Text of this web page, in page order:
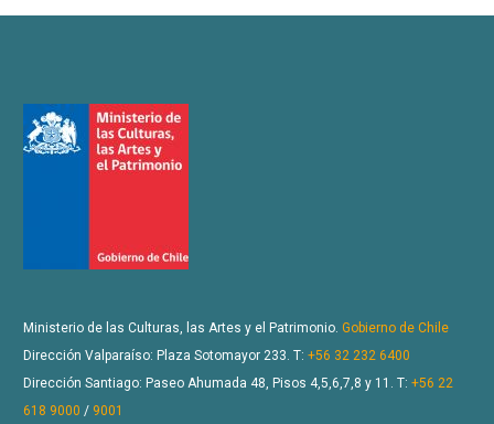
Ministerio de las Culturas, las Artes y el Patrimonio. Gobierno de Chile
Dirección Valparaíso: Plaza Sotomayor 233. T: +56 32 232 6400
Dirección Santiago: Paseo Ahumada 48, Pisos 4,5,6,7,8 y 11. T: +56 22
618 9000 / 9001